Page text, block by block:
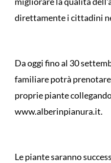
direttamente i cittadini
Da oggi fino al 30
familiare potrà
proprie piante
www.alberinpianura.it.
Le piante saranno